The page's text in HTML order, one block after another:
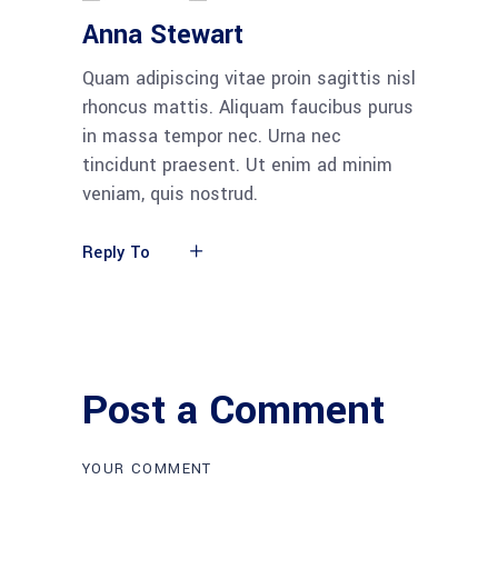
Anna Stewart
Quam adipiscing vitae proin sagittis nisl
rhoncus mattis. Aliquam faucibus purus
in massa tempor nec. Urna nec
tincidunt praesent. Ut enim ad minim
veniam, quis nostrud.
Reply To
Post a Comment